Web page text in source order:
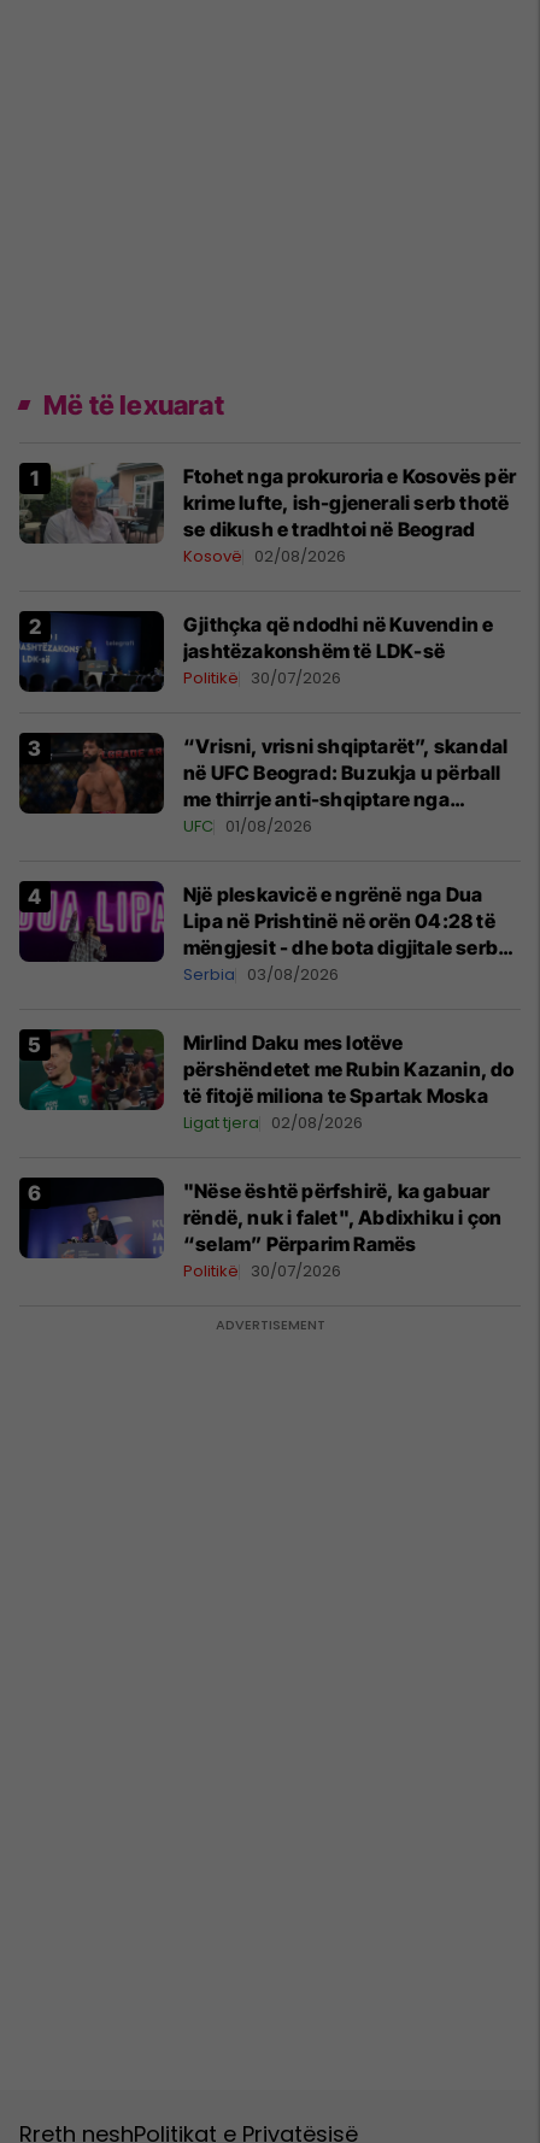
Më të lexuarat
Ftohet nga prokuroria e Kosovës për
krime lufte, ish-gjenerali serb thotë
se dikush e tradhtoi në Beograd
Kosovë 02/08/2026
Gjithçka që ndodhi në Kuvendin e
jashtëzakonshëm të LDK-së
Politikë 30/07/2026
“Vrisni, vrisni shqiptarët”, skandal
në UFC Beograd: Buzukja u përball
me thirrje anti-shqiptare nga
tribunat
UFC 01/08/2026
Një pleskavicë e ngrënë nga Dua
Lipa në Prishtinë në orën 04:28 të
mëngjesit - dhe bota digjitale serbe
shpall gjendjen e luftës
Serbia 03/08/2026
Mirlind Daku mes lotëve
përshëndetet me Rubin Kazanin, do
të fitojë miliona te Spartak Moska
Ligat tjera 02/08/2026
"Nëse është përfshirë, ka gabuar
rëndë, nuk i falet", Abdixhiku i çon
“selam” Përparim Ramës
Politikë 30/07/2026
Rreth neshPolitikat e Privatësisë